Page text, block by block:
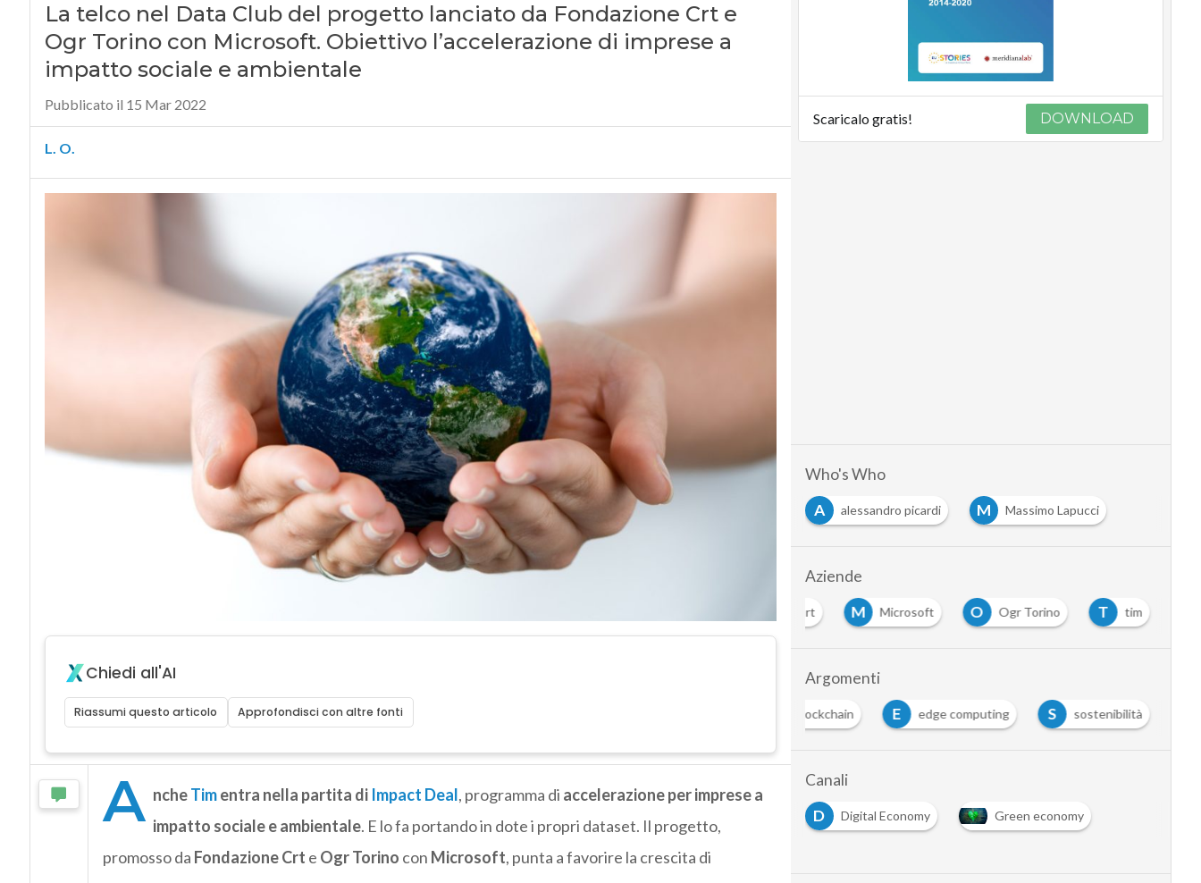
La telco nel Data Club del progetto lanciato da Fondazione Crt e
Ogr Torino con Microsoft. Obiettivo l’accelerazione di imprese a
impatto sociale e ambientale
Pubblicato il 15 Mar 2022
L. O.
Chiedi all'AI
Riassumi questo articolo Approfondisci con altre fonti
A ncheTimentra nella partita di Impact Deal, programma di accelerazione per imprese a
impatto sociale e ambientale. E lo fa portando in dote i propri dataset. Il progetto,
promosso da Fondazione Crt e Ogr Torino con Microsoft, punta a favorire la crescita di
Scaricalo gratis! DOWNLOAD
Who's Who
A
alessandro picardi M Massimo Lapucci
Aziende
Fondazione Crt M Microsoft O Ogr Torino T tim
Argomenti
Blockchain E edge computing S sostenibilità
Canali
D
Digital Economy Green economy